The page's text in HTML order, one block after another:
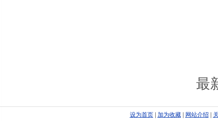
最
设为首页| 加为收藏| 网站介绍 |